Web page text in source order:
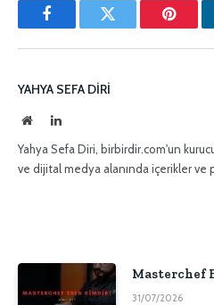
FacebookTwitter
YAHYA SEFA DIRI
İnternetLinkedIn
Yahya Sefa Diri, birbirdir.com'un
ve dijital medya alanında içerikler ve
Masterchef
31/07/2026